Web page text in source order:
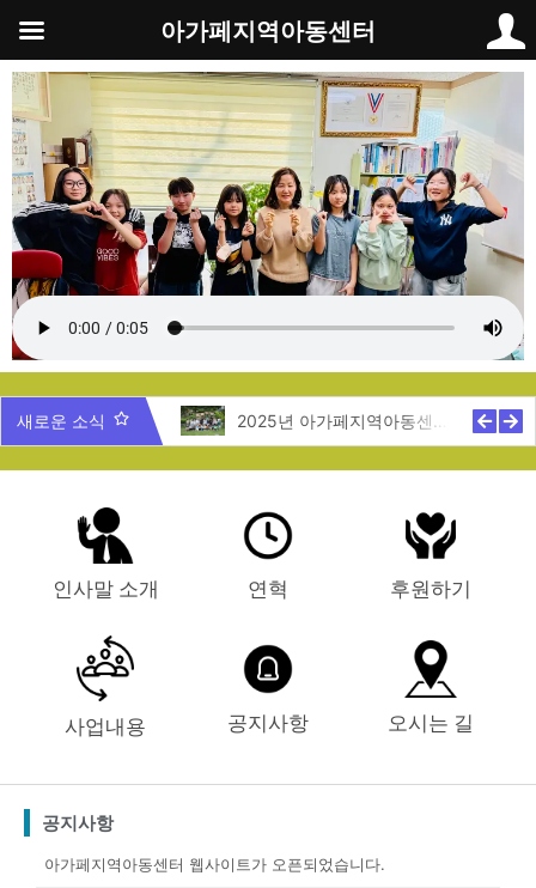
츠
로
건
너
뛰
기
새로운 소식
제주도 지역탐방
인사말 소개 연혁 후원하기
사업내용 공지사항 오시는 길
공지사항
아가페지역아동센터 웹사이트가 오픈되었습니다.
아가페지역아동센터